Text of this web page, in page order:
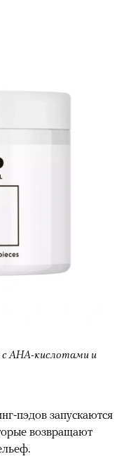
с AHА-кислотами и
пэдов запускаются
возвращают